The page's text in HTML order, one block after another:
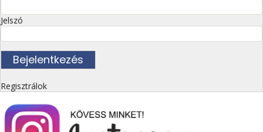
Jelszó
Regisztrálok